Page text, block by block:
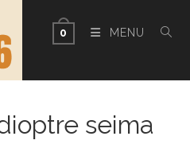
0 MENU
seima